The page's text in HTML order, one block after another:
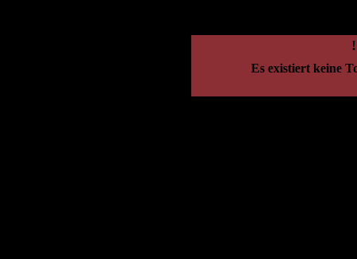
Es existiert keine